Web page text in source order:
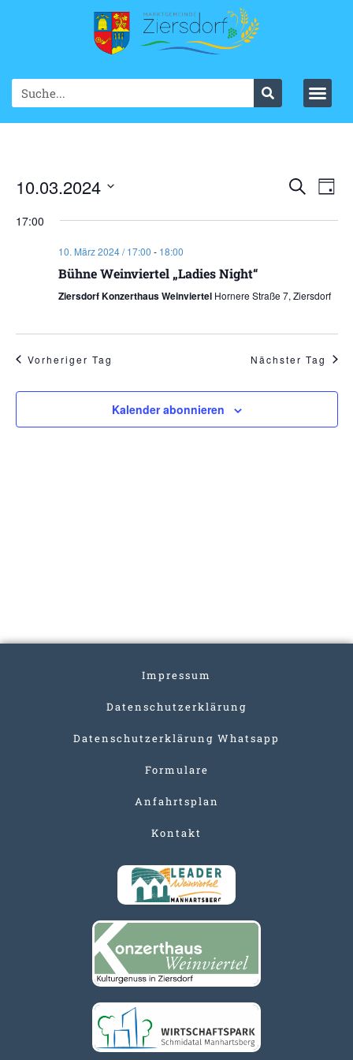
SucheTag
10.03.2024
wählen.
17:00
10. März 2024 / 17:00 - 18:00
Bühne Weinviertel „Ladies Night“
Ziersdorf Konzerthaus Weinviertel Hornere Straße 7, Ziersdorf
Vorheriger Tag Nächster Tag
Kalender abonnieren
Impressum
Datenschutzerklärung
Datenschutzerklärung Whatsapp
Formulare
Anfahrtsplan
Kontakt